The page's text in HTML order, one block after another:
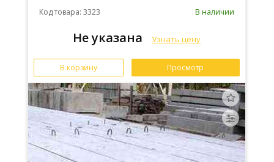
Код товара: 3323 В наличии
Не указана Узнать цену
В корзину Просмотр